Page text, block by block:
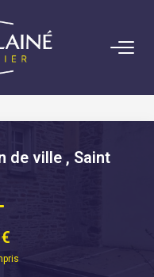
de ville , Saint